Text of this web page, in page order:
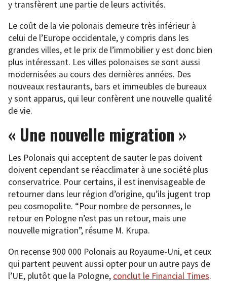
y transfèrent une partie de leurs activités.
Le coût de la vie polonais demeure très inférieur à
celui de l’Europe occidentale, y compris dans les
grandes villes, et le prix de l’immobilier y est donc bien
plus intéressant. Les villes polonaises se sont aussi
modernisées au cours des dernières années. Des
nouveaux restaurants, bars et immeubles de bureaux
y sont apparus, qui leur confèrent une nouvelle qualité
de vie.
« Une nouvelle migration »
Les Polonais qui acceptent de sauter le pas doivent
doivent cependant se réacclimater à une société plus
conservatrice. Pour certains, il est inenvisageable de
retourner dans leur région d’origine, qu’ils jugent trop
peu cosmopolite. “Pour nombre de personnes, le
retour en Pologne n’est pas un retour, mais une
nouvelle migration”, résume M. Krupa.
On recense 900 000 Polonais au Royaume-Uni, et ceux
qui partent peuvent aussi opter pour un autre pays de
l’UE, plutôt que la Pologne, conclut le Financial Times.